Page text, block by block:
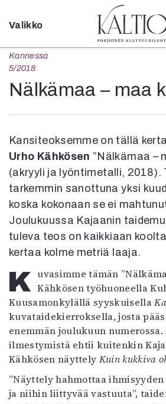
Sulje
Teatteri
Tanssi
Sarjakuva
Sámegillii
Pääkirjoitus
Oulu2026
Näyttelyt
Musiikki
Levyt
Kuvataide
Kirjat
In English
Esitystaide
Arkisto
Lehdet
4/2026
2–3/2026
1/2026
Valikko
Kannessa
5/2018
Nälkämaa – maa
Kansiteoksemme on tällä
Urho Kähkösen ”Nälkämaa –
(akryyli ja lyöntimetalli, 2018).
tarkemmin sanottuna yksi
koska kokonaan se ei
Joulukuussa Kajaanin
tuleva teos on kaikkiaan
kertaa kolme metriä laaja.
Kuvasimme tämän ”Nälkämaan” kuudesosan Kähkösen työhuoneella
Kuusamonkylällä syyskuisella
kuvataidekierroksella, josta
enemmän joulukuun numerossa.
ilmestymistä ehtii kuitenkin
Kähkösen näyttely Kuin kukkiva
”Näyttely hahmottaa
ja niihin liittyvää vastuuta”,